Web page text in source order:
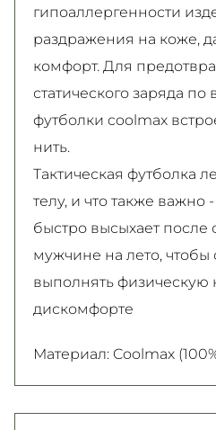
гипоаллергенности
раздражения на коже,
комфорт. Для
статического заряда
футболки coolmax
нить.
Тактическая футболка
телу, и что также важно
быстро высыхает после
мужчине на лето, чтобы
выполнять физическую
дискомфорте
Материал: Coolmax